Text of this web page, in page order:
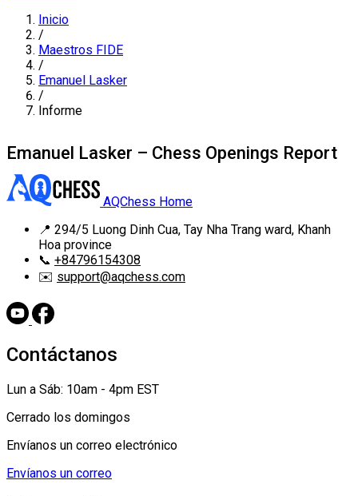
Inicio
/
Maestros FIDE
/
Emanuel Lasker
/
Informe
Emanuel Lasker – Chess Openings Report
AQChess Home
📍 294/5 Luong Dinh Cua, Tay Nha Trang ward, Khanh
Hoa province
📞 +84796154308
✉️ support@aqchess.com
Contáctanos
Lun a Sáb: 10am - 4pm EST
Cerrado los domingos
Envíanos un correo electrónico
Envíanos un correo